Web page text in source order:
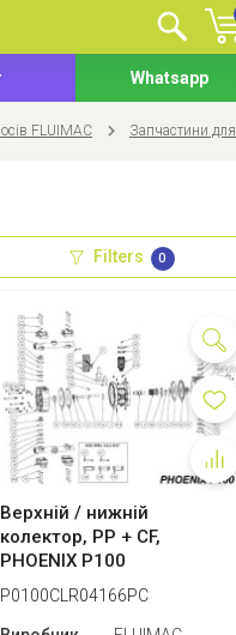
Whatsapp
FLUIMAC Запчастини
Filters 0
Верхній / нижній
колектор, PP + CF,
PHOENIX P100
P0100CLR04166PC